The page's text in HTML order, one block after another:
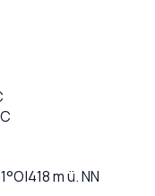
°O|418m ü. NN